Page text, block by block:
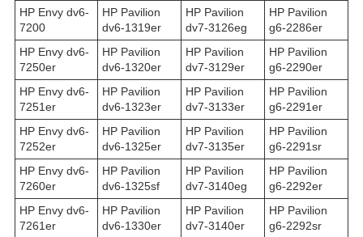
HP Envy dv6-
7200
HP Pavilion
dv6-1319er
HP Pavilion
dv7-3126eg
HP Pavilion
g6-2286er
HP Envy dv6-
7250er
HP Pavilion
dv6-1320er
HP Pavilion
dv7-3129er
HP Pavilion
g6-2290er
HP Envy dv6-
7251er
HP Pavilion
dv6-1323er
HP Pavilion
dv7-3133er
HP Pavilion
g6-2291er
HP Envy dv6-
7252er
HP Pavilion
dv6-1325er
HP Pavilion
dv7-3135er
HP Pavilion
g6-2291sr
HP Envy dv6-
7260er
HP Pavilion
dv6-1325sf
HP Pavilion
dv7-3140eg
HP Pavilion
g6-2292er
HP Envy dv6-
7261er
HP Pavilion
dv6-1330er
HP Pavilion
dv7-3140er
HP Pavilion
g6-2292sr